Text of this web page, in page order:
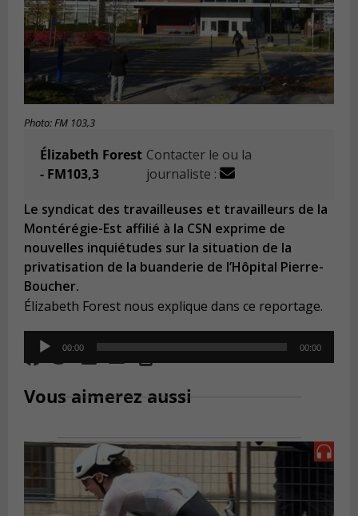
Photo: FM 103,3
Élizabeth Forest
- FM103,3
Contacter le ou la
journaliste :
Le syndicat des travailleuses et travailleurs de la
Montérégie-Est affilié à la CSN exprime de
nouvelles inquiétudes sur la situation de la
privatisation de la buanderie de l’Hôpital Pierre-
Boucher.
Élizabeth Forest nous explique dans ce reportage.
Audio
Player
00:00 00:00
Vous aimerez aussi